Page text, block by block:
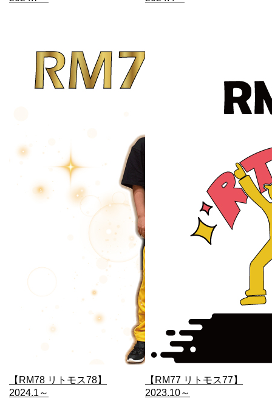
【RM78 リトモス78】
2024.1～
【RM77 リトモス77】
2023.10～